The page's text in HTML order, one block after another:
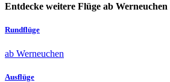
Entdecke weitere Flüge ab
Rundflüge
ab Werneuchen
Ausflüge